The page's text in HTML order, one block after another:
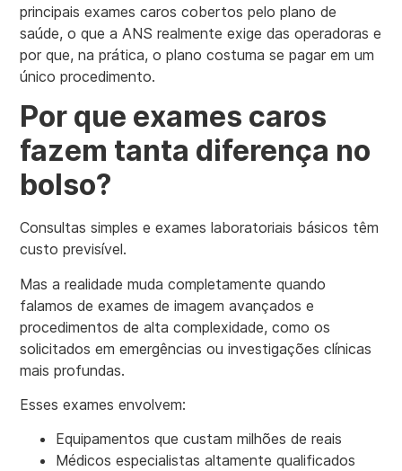
principais exames caros cobertos pelo plano de
saúde, o que a ANS realmente exige das operadoras e
por que, na prática, o plano costuma se pagar em um
único procedimento.
Por que exames caros
fazem tanta diferença no
bolso?
Consultas simples e exames laboratoriais básicos têm
custo previsível.
Mas a realidade muda completamente quando
falamos de exames de imagem avançados e
procedimentos de alta complexidade, como os
solicitados em emergências ou investigações clínicas
mais profundas.
Esses exames envolvem:
Equipamentos que custam milhões de reais
Médicos especialistas altamente qualificados